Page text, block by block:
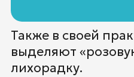
Также в своей
выделяют
лихорадку.